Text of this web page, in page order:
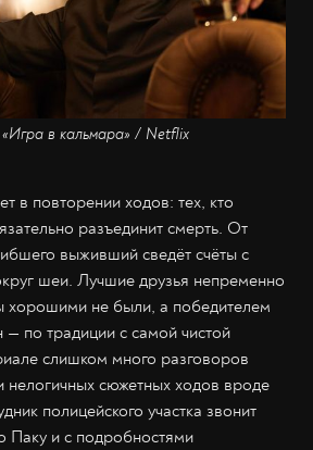
в кальмара» / Netflix
в повторении ходов: тех, кто
разъединит смерть. От
выживший сведёт счёты с
шеи. Лучшие друзья непременно
хорошими не были, а победителем
по традиции с самой чистой
слишком много разговоров
нелогичных сюжетных ходов вроде
полицейского участка звонит
Паку и с подробностями